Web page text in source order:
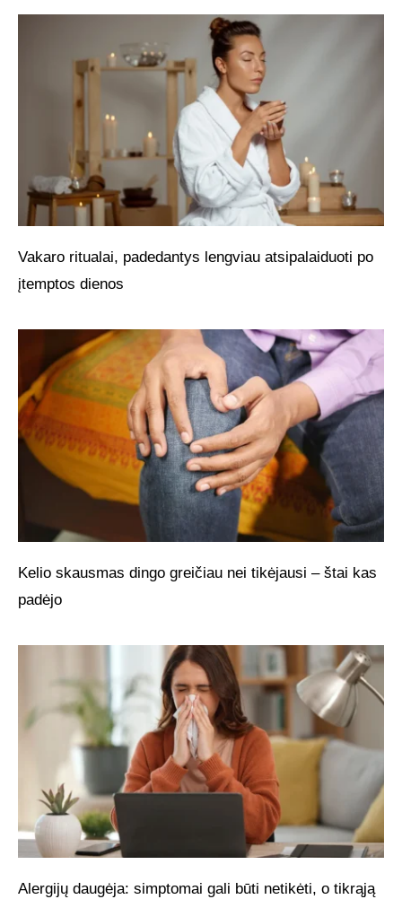
Vakaro ritualai, padedantys lengviau atsipalaiduoti po
įtemptos dienos
Kelio skausmas dingo greičiau nei tikėjausi – štai kas
padėjo
Alergijų daugėja: simptomai gali būti netikėti, o tikrąją